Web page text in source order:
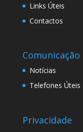
Links Úteis
Contactos
Comunicação
Notícias
Telefones Úteis
Privacidade